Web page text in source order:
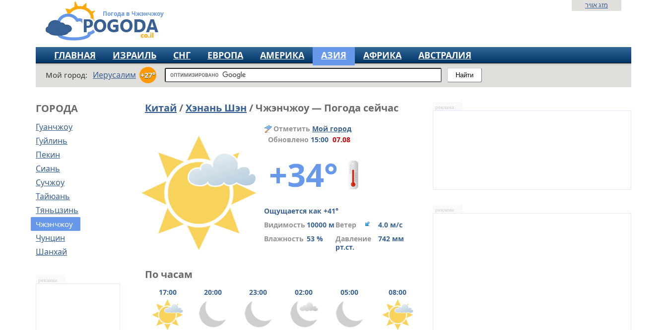
Погода в Чжэнчжоу
Найти
מזג אוויר
ГЛАВНАЯ ИЗРАИЛЬ СНГ ЕВРОПА АМЕРИКА АЗИЯ АФРИКА АВСТРАЛИЯ
Мой город: Иерусалим +27°
ГОРОДА
Гуанчжоу
Гуйлинь
Пекин
Сиань
Сучжоу
Тайюань
Тяньцзинь
Чжэнчжоу
Чунцин
Шанхай
реклама
Китай /Хэнань Шэн / Чжэнчжоу — Погода сейчас
Отметить Мой город
Обновлено 15:00 07.08
+34°
Ощущается как +41°
Видимость 10000 м Ветер
4.0 м/с
Влажность 53 % Давление
742 мм
рт.ст.
По часам
17:00 20:00 23:00 02:00 05:00 08:00
реклама
реклама